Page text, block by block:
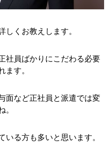
くお教えします。
社員ばかりにこだわる必要
す。
面など正社員と派遣では変
る方も多いと思います。